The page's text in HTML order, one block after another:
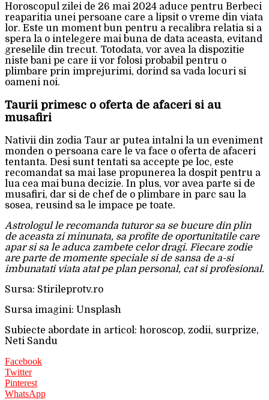
Horoscopul zilei de 26 mai 2024 aduce pentru Berbeci
reaparitia unei persoane care a lipsit o vreme din viata
lor. Este un moment bun pentru a recalibra relatia si a
spera la o intelegere mai buna de data aceasta, evitand
greselile din trecut. Totodata, vor avea la dispozitie
niste bani pe care ii vor folosi probabil pentru o
plimbare prin imprejurimi, dorind sa vada locuri si
oameni noi.
Taurii primesc o oferta de afaceri si au
musafiri
Nativii din zodia Taur ar putea intalni la un eveniment
monden o persoana care le va face o oferta de afaceri
tentanta. Desi sunt tentati sa accepte pe loc, este
recomandat sa mai lase propunerea la dospit pentru a
lua cea mai buna decizie. In plus, vor avea parte si de
musafiri, dar si de chef de o plimbare in parc sau la
sosea, reusind sa le impace pe toate.
Astrologul le recomanda tuturor sa se bucure din plin
de aceasta zi minunata, sa profite de oportunitatile care
apar si sa le aduca zambete celor dragi. Fiecare zodie
are parte de momente speciale si de sansa de a-si
imbunatati viata atat pe plan personal, cat si profesional.
Sursa: Stirileprotv.ro
Sursa imagini: Unsplash
Subiecte abordate in articol: horoscop, zodii, surprize,
Neti Sandu
Facebook
Twitter
Pinterest
WhatsApp